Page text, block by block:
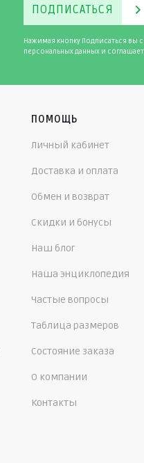
ПОДПИСАТЬСЯ
Нажимая кнопку Подписаться вы
персональных данных и
ПОМОЩЬ
Личный кабинет
Доставка и оплата
Обмен и возврат
Скидки и бонусы
Наш блог
Наша энциклопедия
Частые вопросы
Таблица размеров
Состояние заказа
О компании
Контакты